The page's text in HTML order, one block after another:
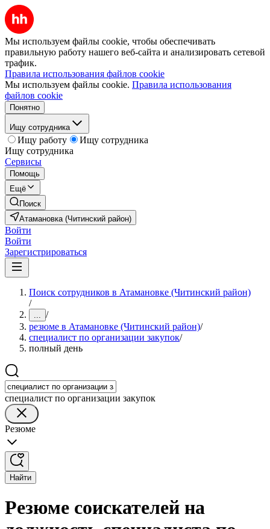
Мы используем файлы cookie, чтобы обеспечивать
правильную работу нашего веб-сайта и анализировать сетевой
трафик.
Правила использования файлов cookie
Мы используем файлы cookie. Правила использования
файлов cookie
Понятно
Ищу сотрудника
Ищу работу
Ищу сотрудника
Ищу сотрудника
Сервисы
Помощь
Ещё
Поиск
Атамановка (Читинский район)
Войти
Войти
Зарегистрироваться
Поиск сотрудников в Атамановке (Читинский район)
/
... /
резюме в Атамановке (Читинский район)/
специалист по организации закупок/
полный день
специалист по организации закупок
Резюме
Найти
Резюме соискателей на